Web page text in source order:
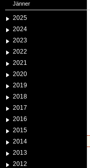
Jänner
2025
2024
2023
2022
2021
2020
2019
2018
2017
2016
2015
2014
2013
2012